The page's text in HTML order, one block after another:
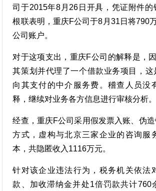
司于2015年8月26日开具，凭证附件的
根联表明，重庆F公司于8月31日将790
公司账户。
对于这项支出，重庆F公司的解释是，
其策划并代理了一个借款业务项目，
向其支付的中介服务费。稽查人员没
释，继续对业务各方信息进行审核分析。
经查，重庆F公司采用假发票入账、伪
方式，虚构与北京三家企业的咨询服
本，共隐匿收入1116万元。
针对该企业违法行为，税务机关依法
款、加收滞纳金并处1倍罚款共计760